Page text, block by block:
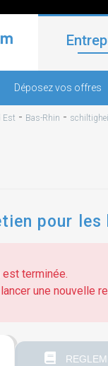
Déposez vos offres
Est - Bas-Rhin -
pour
terminée.
une nouvelle